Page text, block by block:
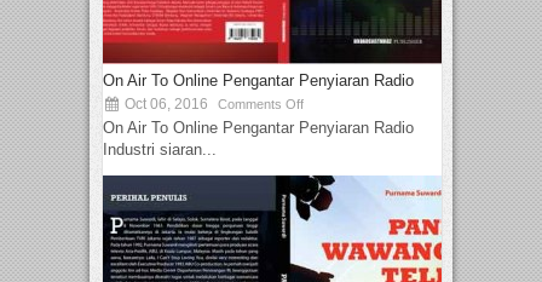
On Air To Online Pengantar Penyiaran Radio
Oct 06, 2016 Comments Off
On Air To Online Pengantar Penyiaran Radio
Industri siaran...